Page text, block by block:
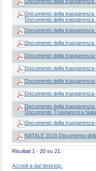
Documento della trasparenza
Documento della trasparenza
Documento della trasparenza
Documento della trasparenza
Documento della
Documento della
Documento della
Documento della
Documento della
Documento Trasparenza
Documento della
NATALE 2016 Documento
Risultati 1 - 20 su 21.
Accedi a dal desktop.